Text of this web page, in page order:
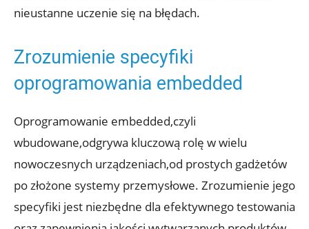
nieustanne uczenie się na błędach.
Zrozumienie specyfiki
oprogramowania embedded
Oprogramowanie embedded,czyli
wbudowane,odgrywa kluczową rolę w wielu
nowoczesnych urządzeniach,od prostych gadżetów
po złożone systemy przemysłowe. Zrozumienie jego
specyfiki jest niezbędne dla efektywnego testowania